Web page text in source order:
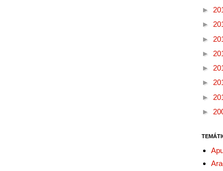
►
►
►
►
►
►
►
►